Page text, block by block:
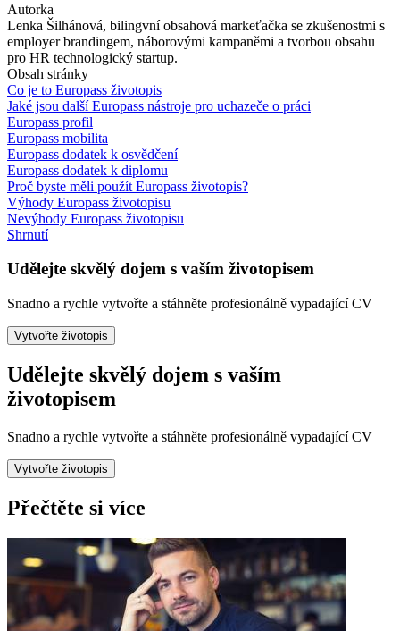
Autorka
Lenka Šilhánová, bilingvní obsahová markeťačka se zkušenostmi s
employer brandingem, náborovými kampaněmi a tvorbou obsahu
pro HR technologický startup.
Obsah stránky
Co je to Europass životopis
Jaké jsou další Europass nástroje pro uchazeče o práci
Europass profil
Europass mobilita
Europass dodatek k osvědčení
Europass dodatek k diplomu
Proč byste měli použít Europass životopis?
Výhody Europass životopisu
Nevýhody Europass životopisu
Shrnutí
Udělejte skvělý dojem s vaším životopisem
Snadno a rychle vytvořte a stáhněte profesionálně vypadající CV
Vytvořte životopis
Udělejte skvělý dojem s vaším
životopisem
Snadno a rychle vytvořte a stáhněte profesionálně vypadající CV
Vytvořte životopis
Přečtěte si více